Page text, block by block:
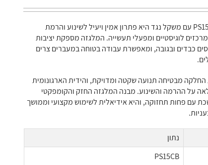
מלגזה חשמלית PS15CB עם משקל נגד היא פתרון אמין ויעיל לשינוע והרמת
לוגיסטיים ומפעלי תעשייה. המלגזה מספקת יציבות
כבדים ובגובה, ומאפשרת עבודה בטוחה במעברים צרים
מבטיחה תנועה שקטה ומדויקת, והידית הארגונומית
על ההרמה והשינוע. מבנה המלגזה החזק והקומפקטי
עם פחות תחזוקה, והיא אידיאלית לשימוש מקצועי וממושך
נתון
PS15CB